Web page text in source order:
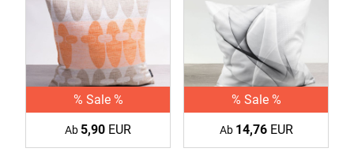
% Sale %
Ab 5,90 EUR
% Sale %
Ab 14,76EUR